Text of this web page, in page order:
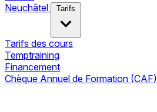
Neuchâtel
Tarifs
Tarifs des cours
Temptraining
Financement
Chèque Annuel de Formation (CAF)